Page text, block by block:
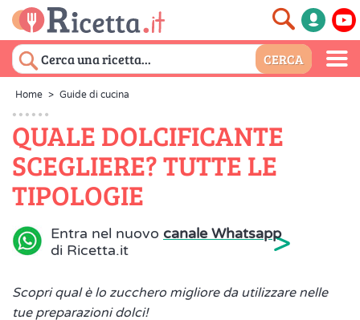
Home > Guide di cucina
QUALE DOLCIFICANTE
SCEGLIERE? TUTTE LE
TIPOLOGIE
Entra nel nuovo canale Whatsapp
di Ricetta.it
>
Scopri qual è lo zucchero migliore da utilizzare nelle
tue preparazioni dolci!